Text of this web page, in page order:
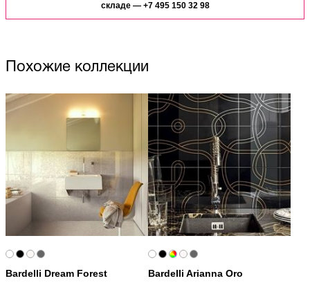
складе — +7 495 150 32 98
Похожие коллекции
Bardelli Dream Forest
Bardelli Arianna Oro